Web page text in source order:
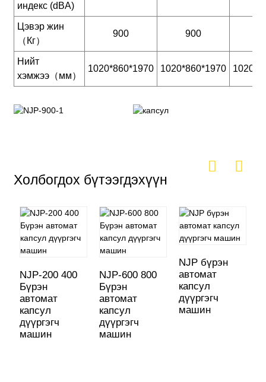
индекс (dBA)
Цэвэр жин
（Кг）
900 900
Нийт
хэмжээ（мм）
1020*860*1970 1020*860*1970
Холбогдох бүтээгдэхүүн
NJP-200 400
Бүрэн
автомат
капсул
дүүргэгч
машин
NJP-600 800
Бүрэн
автомат
капсул
дүүргэгч
машин
NJP бүрэн
автомат
капсул
дүүргэгч
машин